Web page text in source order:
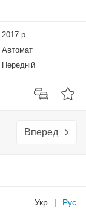
2017 р.
Автомат
Передній
Вперед
Укр | Рус